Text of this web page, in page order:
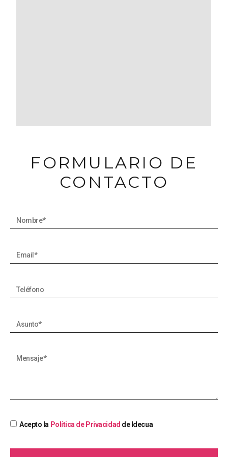
FORMULARIO DE
CONTACTO
Acepto la Política de Privacidad de Idecua